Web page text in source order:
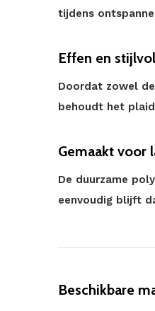
tijdens
Effen en
Doordat zowel
behoudt het
Gemaakt voor
De duurzame
eenvoudig blijft
Beschikbare